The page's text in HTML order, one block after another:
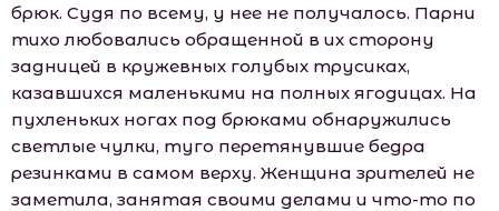
брюк. Судя по всему, у нее не получалось. Парни
тихо любовались обращенной в их сторону
задницей в кружевных голубых трусиках,
казавшихся маленькими на полных ягодицах. На
пухленьких ногах под брюками обнаружились
светлые чулки, туго перетянувшие бедра
резинками в самом верху. Женщина зрителей не
заметила, занятая своими делами и что-то по